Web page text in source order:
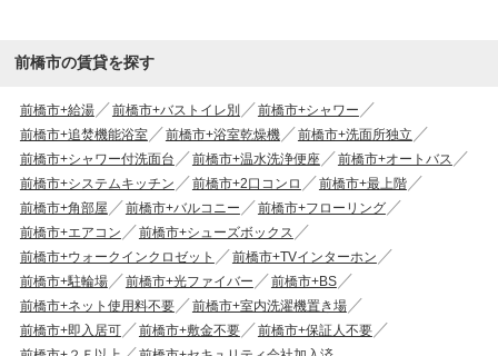
前橋市の賃貸を探す
前橋市+給湯 前橋市+バストイレ別
前橋市+シャワー
前橋市+追焚機能浴室
前橋市+浴室乾燥機
前橋市+洗面所独立
前橋市+シャワー付洗面台
前橋市+温水洗浄便座
前橋市+オートバス
前橋市+システムキッチン
前橋市+2口コンロ
前橋市+最上階
前橋市+角部屋
前橋市+バルコニー
前橋市+フローリング
前橋市+エアコン
前橋市+シューズボックス
前橋市+ウォークインクロゼット
前橋市+TVインターホン
前橋市+駐輪場
前橋市+光ファイバー
前橋市+BS
前橋市+ネット使用料不要
前橋市+室内洗濯機置き場
前橋市+即入居可
前橋市+敷金不要
前橋市+保証人不要